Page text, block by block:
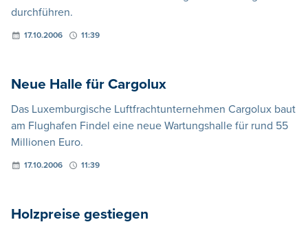
durchführen.
17.10.2006 11:39
Neue Halle für Cargolux
Das Luxemburgische Luftfrachtunternehmen Cargolux baut
am Flughafen Findel eine neue Wartungshalle für rund 55
Millionen Euro.
17.10.2006 11:39
Holzpreise gestiegen